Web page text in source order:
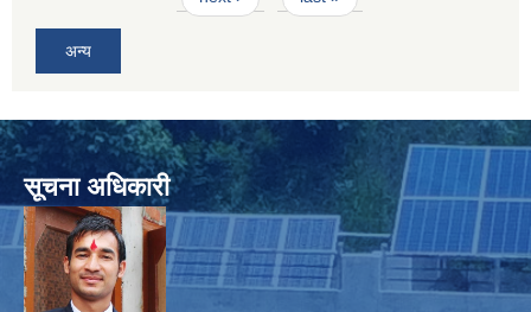
अन्य
सूचना अधिकारी